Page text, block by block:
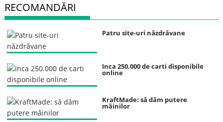
RECOMANDĂRI
Patru site-uri năzdrăvane
Inca 250.000 de carti disponibile
online
KraftMade: să dăm putere
mâinilor